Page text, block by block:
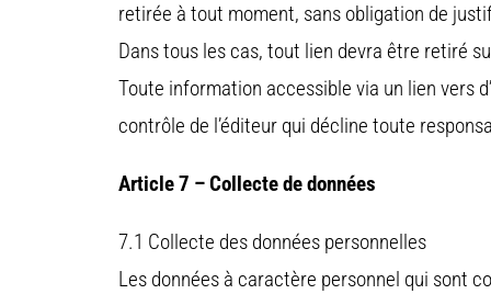
retirée à tout moment, sans obligation de
Dans tous les cas, tout lien devra être retiré
Toute information accessible via un lien vers
contrôle de l’éditeur qui décline toute
Article 7 – Collecte de données
7.1 Collecte des données personnelles
Les données à caractère personnel qui sont